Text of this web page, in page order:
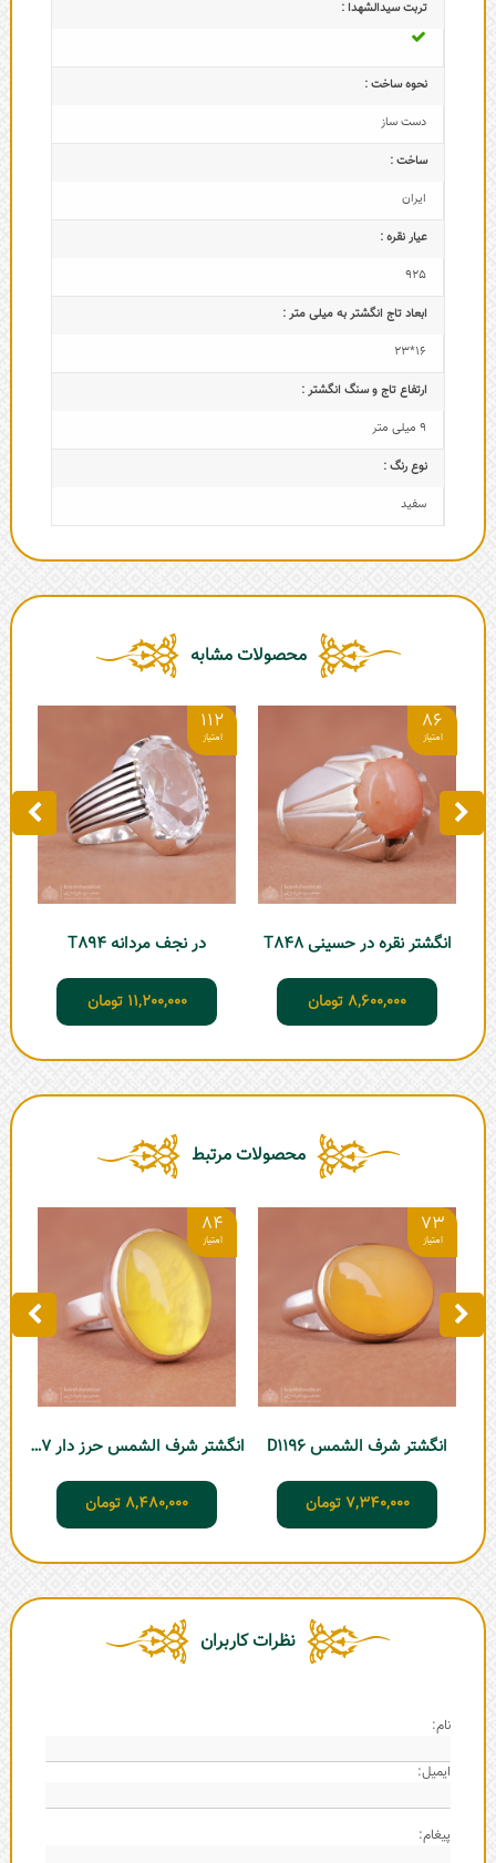
تربت سیدالشهدا :
نحوه ساخت :
دست ساز
ساخت :
ایران
عیار نقره :
925
ابعاد تاج‌ انگشتر به میلی متر :
16*23
ارتفاع تاج و سنگ انگشتر :
9 میلی متر
نوع رنگ :
سفید
محصولات مشابه
86
انگشتر نقره در حسینی T848
8,600,000 تومان
112
در نجف مردانه T894
11,200,000 تومان
محصولات مرتبط
73
انگشتر شرف الشمس D1196
7,340,000 تومان
84
انگشتر شرف الشمس حرز دار D1217
8,480,000 تومان
نظرات کاربران
نام:
ایمیل:
پیغام: